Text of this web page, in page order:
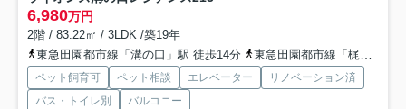
6,980万円
2階 / 83.22㎡ / 3LDK /築19年
東急田園都市線「溝の口」駅 徒歩14分
東急田園都市線「梶が谷」駅 徒歩11分
ペット飼育可 ペット相談 エレベーター
リノベーション済
バス・トイレ別
バルコニー